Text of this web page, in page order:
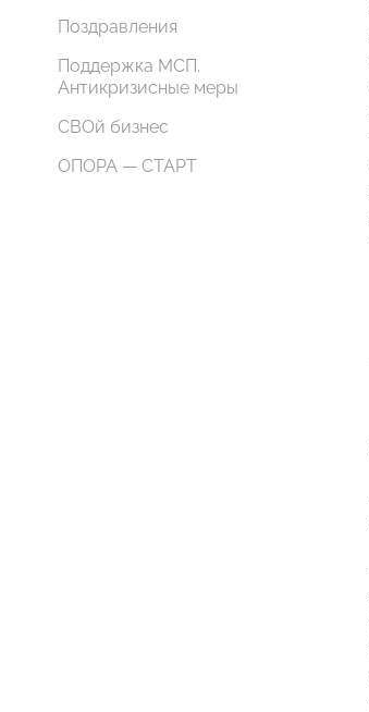
Поздравления
Поддержка МСП.
Антикризисные меры
СВОй бизнес
ОПОРА — СТАРТ